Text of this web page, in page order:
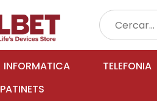
INFORMATICA TELEFONIA
PATINETS